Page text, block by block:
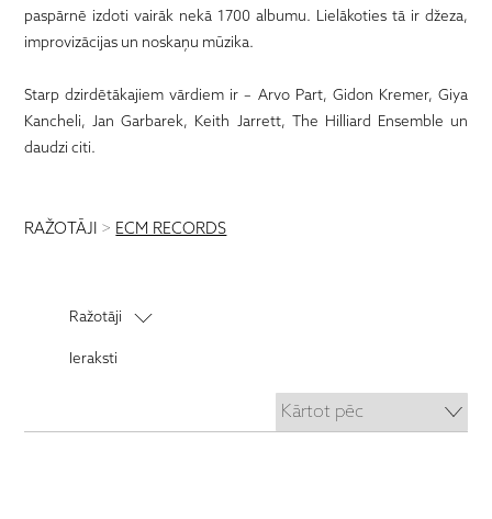
paspārnē izdoti vairāk nekā 1700 albumu. Lielākoties tā ir džeza,
improvizācijas un noskaņu mūzika.
Starp dzirdētākajiem vārdiem ir – Arvo Part, Gidon Kremer, Giya
Kancheli, Jan Garbarek, Keith Jarrett, The Hilliard Ensemble un
daudzi citi.
RAŽOTĀJI > ECM RECORDS
Ražotāji
Audiolab
Ieraksti